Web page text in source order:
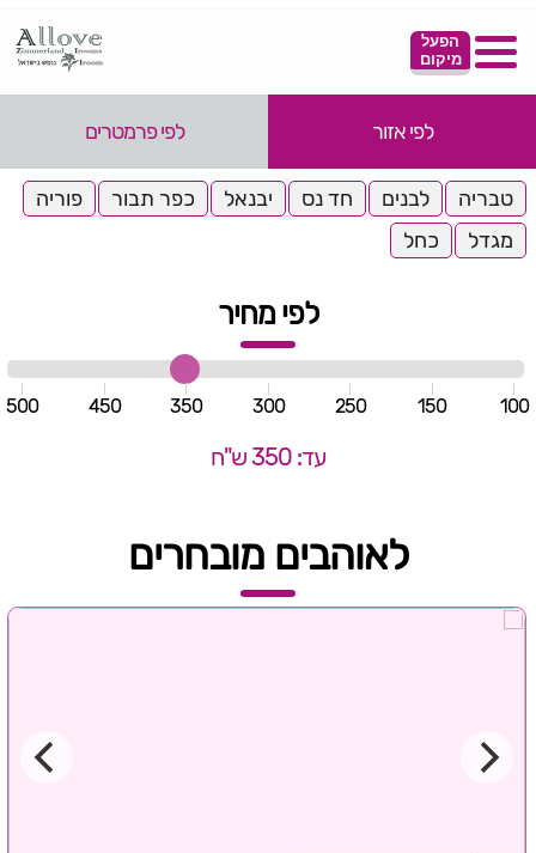
הפעל
מיקום
לפי אזור לפי פרמטרים
טבריה לבנים חד נס יבנאל כפר תבור
פוריה
מגדל
כחל
לפי מחיר
100
150
250
300
350
450
500
עד: 350 ש"ח
לאוהבים מובחרים